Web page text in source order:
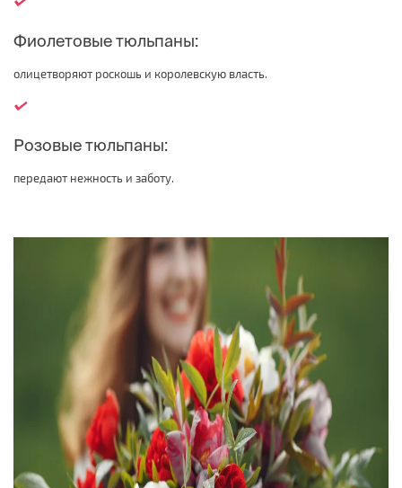
Фиолетовые тюльпаны:
олицетворяют роскошь и королевскую власть.
Розовые тюльпаны:
передают нежность и заботу.